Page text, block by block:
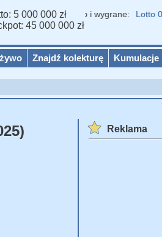
Znajdź kolekturę Kumulacje
5 000 000 zł
45 000 000 zł
Wyniki Lotto i wygrane: Lotto 06.08
Reklama